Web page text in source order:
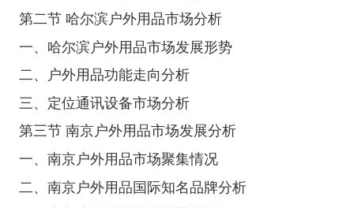
第二节 哈尔滨户外用品市场分析
一、哈尔滨户外用品市场发展形势
二、户外用品功能走向分析
三、定位通讯设备市场分析
第三节 南京户外用品市场发展分析
一、南京户外用品市场聚集情况
二、南京户外用品国际知名品牌分析